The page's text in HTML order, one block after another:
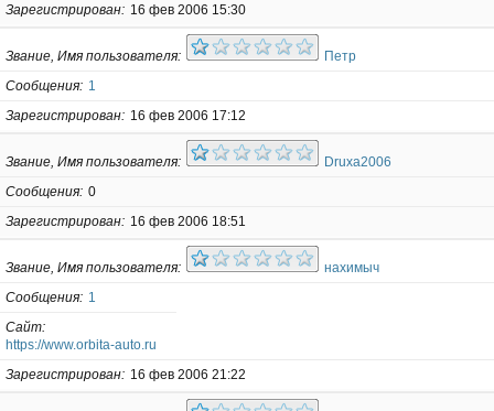
Зарегистрирован
16 фев 2006 15:30
Звание, Имя пользователя
Петр
Сообщения
1
Зарегистрирован
16 фев 2006 17:12
Звание, Имя пользователя
Druxa2006
Сообщения 0
Зарегистрирован
16 фев 2006 18:51
Звание, Имя пользователя
нахимыч
Сообщения
1
Сайт
https://www.orbita-auto.ru
Зарегистрирован
16 фев 2006 21:22